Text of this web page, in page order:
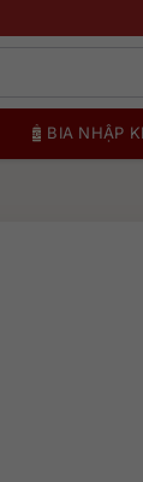
BIA NHẬP